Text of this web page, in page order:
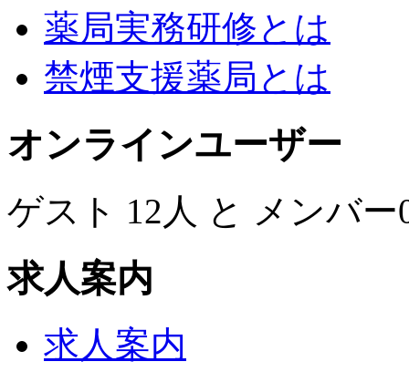
薬局実務研修とは
禁煙支援薬局とは
オンラインユーザー
ゲスト 12人 と メンバ
求人案内
求人案内